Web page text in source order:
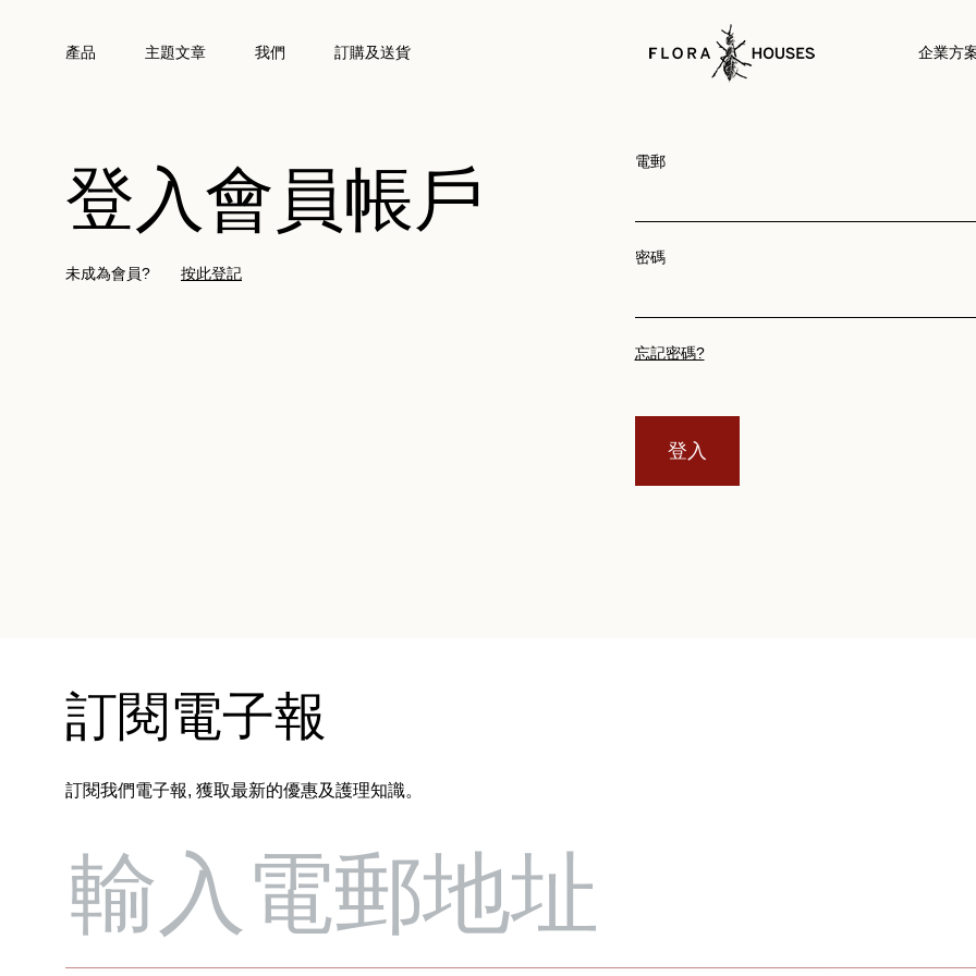
產品 主題文章 我們 訂購及送貨 企業方
登入會員帳戶
未成為會員? 按此登記
電郵
密碼
忘記密碼?
登入
訂閱電子報
訂閱我們電子報, 獲取最新的優惠及護理知識。